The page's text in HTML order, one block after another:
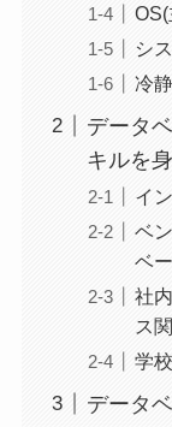
シ
冷
データ
キルを
イ
ベ
ベ
社
ス
学
データ